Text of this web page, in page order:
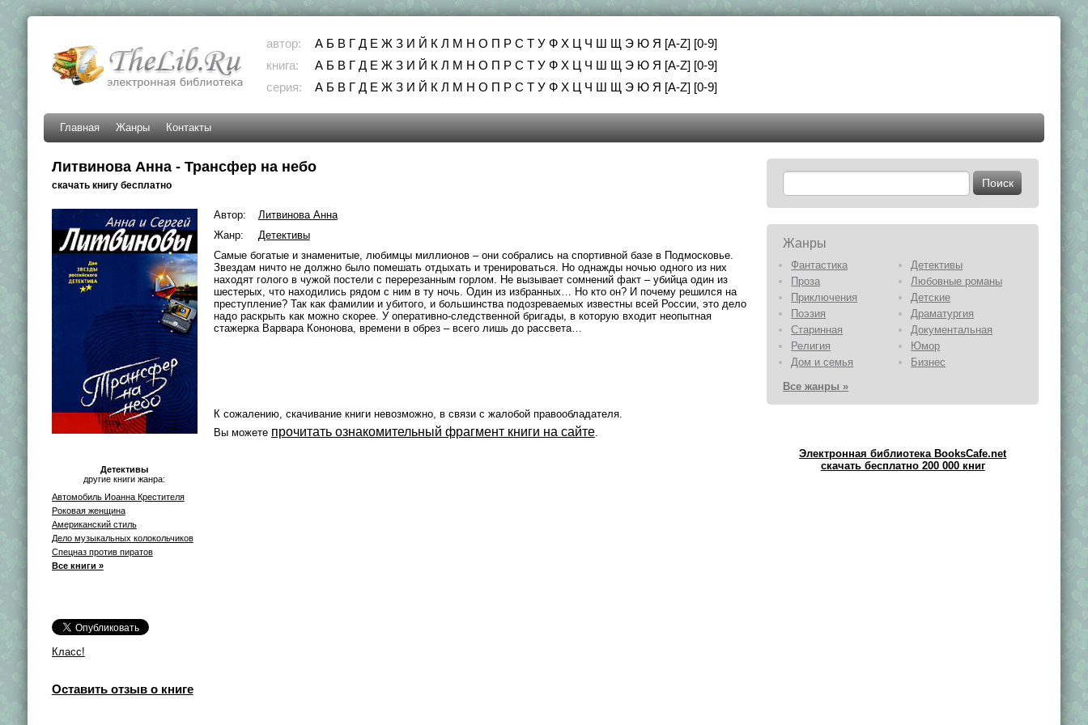
автор: А Б В Г Д Е Ж З И Й К Л М Н О П Р С Т У Ф Х Ц Ч Ш Щ Э Ю Я [A-Z] [0-9]
книга:
А Б В Г Д Е Ж З И Й К Л М Н О П Р С Т У Ф Х Ц Ч Ш Щ Э Ю Я [A-Z] [0-9]
серия:
А Б В Г Д Е Ж З И Й К Л М Н О П Р С Т У Ф Х Ц Ч Ш Щ Э Ю Я [A-Z] [0-9]
Главная Жанры Контакты
Литвинова Анна - Трансфер на небо
скачать книгу бесплатно
Детективы
другие книги жанра:
Автомобиль Иоанна Крестителя
Роковая женщина
Американский стиль
Дело музыкальных колокольчиков
Спецназ против пиратов
Все книги »
Класс!
Автор:
Литвинова Анна
Жанр:
Детективы
Самые богатые и знаменитые, любимцы миллионов – они собрались на спортивной базе в Подмосковье.
Звездам ничто не должно было помешать отдыхать и тренироваться. Но однажды ночью одного из них
находят голого в чужой постели с перерезанным горлом. Не вызывает сомнений факт – убийца один из
шестерых, что находились рядом с ним в ту ночь. Один из избранных… Но кто он? И почему решился на
преступление? Так как фамилии и убитого, и большинства подозреваемых известны всей России, это дело
надо раскрыть как можно скорее. У оперативно-следственной бригады, в которую входит неопытная
стажерка Варвара Кононова, времени в обрез – всего лишь до рассвета…
К сожалению, скачивание книги невозможно, в связи с жалобой правообладателя.
Вы можете прочитать ознакомительный фрагмент книги на сайте.
Оставить отзыв о книге
Жанры
Фантастика
Детективы
Проза
Любовные романы
Приключения
Детские
Поэзия
Драматургия
Старинная
Документальная
Религия
Юмор
Дом и семья
Бизнес
Все жанры »
Электронная библиотека BooksCafe.net
скачать бесплатно 200 000 книг